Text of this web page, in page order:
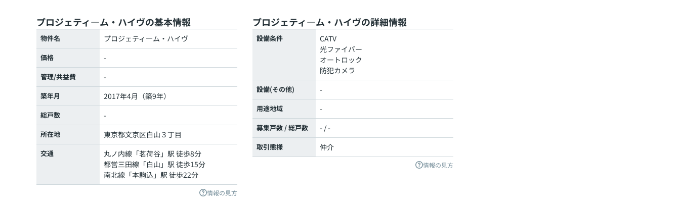
プロジェティ―ム・ハイヴの基本情報
物件名 プロジェティ―ム・ハイヴ
価格 -
管理/共益費 -
築年月 2017年4月（築9年）
総戸数 -
所在地 東京都文京区白山 ３丁目
交通 丸ノ内線 「茗荷谷」駅 徒歩8分
都営三田線 「白山 」駅 徒歩15分
南北線 「本駒込 」駅 徒歩22分
情報の見方
プロジェティ―ム・ハイヴの詳細情報
設備条件
CATV
光ファイバー
オートロック
防犯カメラ
設備(その他) -
用途地域 -
募集戸数 / 総戸数 - / -
取引態様 仲介
情報の見方